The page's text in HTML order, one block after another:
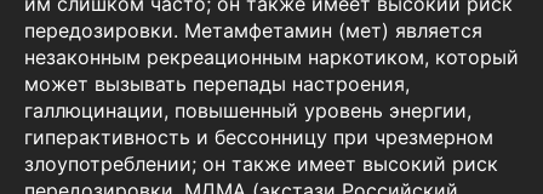
передозировки. Метамфетамин (мет) является
незаконным рекреационным наркотиком, который
может вызывать перепады настроения,
галлюцинации, повышенный уровень энергии,
гиперактивность и бессонницу при чрезмерном
злоупотреблении; он также имеет высокий риск